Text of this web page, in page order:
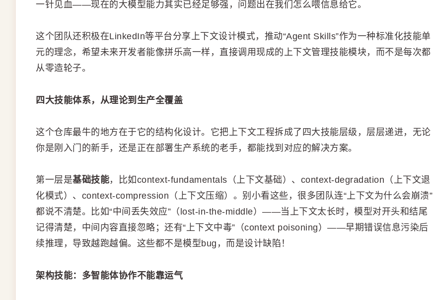
一针见血——现在的大模型能力其实已经足够强，问题出在我们怎么喂信息给它。
这个团队还积极在LinkedIn等平台分享上下文设计模式，推动“Agent Skills”作为一种标准化技能单
元的理念，希望未来开发者能像拼乐高一样，直接调用现成的上下文管理技能模块，而不是每次都
从零造轮子。
四大技能体系，从理论到生产全覆盖
这个仓库最牛的地方在于它的结构化设计。它把上下文工程拆成了四大技能层级，层层递进，无论
你是刚入门的新手，还是正在部署生产系统的老手，都能找到对应的解决方案。
第一层是基础技能，比如context-fundamentals（上下文基础）、context-degradation（上下文退
化模式）、context-compression（上下文压缩）。别小看这些，很多团队连“上下文为什么会崩溃”
都说不清楚。比如“中间丢失效应”（lost-in-the-middle）——当上下文太长时，模型对开头和结尾
记得清楚，中间内容直接忽略；还有“上下文中毒”（context poisoning）——早期错误信息污染后
续推理，导致越跑越偏。这些都不是模型bug，而是设计缺陷！
架构技能：多智能体协作不能靠运气